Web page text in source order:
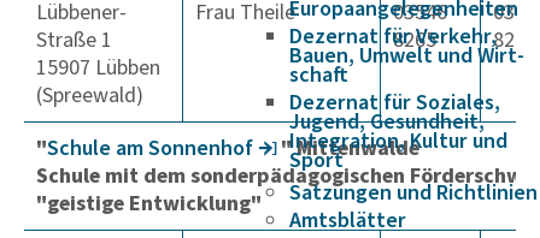
Europaangelegenheiten
Dezernat für Verkehr,
Bauen, Umwelt und Wirt­
schaft
Dezernat für Soziales,
Jugend, Gesundheit,
Integration, Kultur und
Sport
Satzungen und Richtlinien
Amtsblätter
Lübbener-
Straße 1
15907 Lübben
(Spreewald)
Frau Theile
03546
8265
8299
"Schule am Sonnenhof
" Mittenwalde
Schule mit dem sonderpädagogischen
"geistige Entwicklung"